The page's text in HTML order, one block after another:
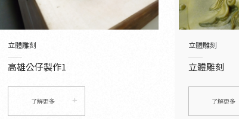
立體雕刻
高雄公仔製作1
了解更多
立體雕刻
立體雕刻
了解更多